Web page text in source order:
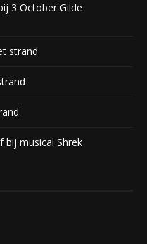
3 October Gilde
strand
bij musical Shrek